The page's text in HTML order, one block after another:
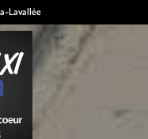
Lavallée